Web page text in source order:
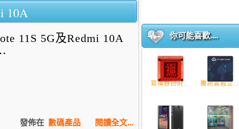
10A
11S 5G及Redmi 10A
閱讀全文...
發佈在 數碼產品
你可能喜歡....
寫揮春扮財... 騰訊雲設立...